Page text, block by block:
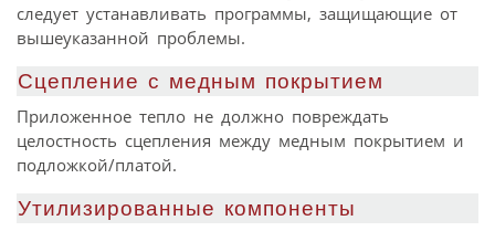
следует устанавливать программы, защищающие от
вышеуказанной проблемы.
Сцепление с медным покрытием
Приложенное тепло не должно повреждать
целостность сцепления между медным покрытием и
подложкой/платой.
Утилизированные компоненты